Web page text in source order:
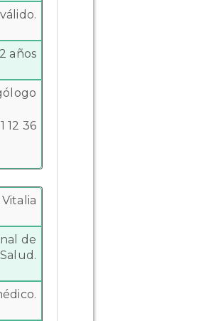
años
12 36
de
Salud.